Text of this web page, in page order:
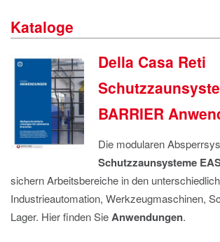
DATENSCHUTZ
Kataloge
Della Casa Reti
BARRIER
Die modularen
Schutzzaunsysteme
sichern Arbeitsbereiche in den
Industrieautomation, Werkzeugmaschinen,
Lager. Hier finden SieAnwendungen.